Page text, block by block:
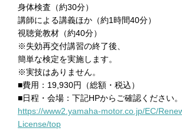
身体検査（約30分）
講師による講義ほか（約1時間40分）
視聴覚教材（約40分）
※失効再交付講習の終了後、
簡単な検定を実施します。
※実技はありません。
■費用：19,930円（総額・税込）
■日程・会場：下記HPからご確認ください。
https://www2.yamaha-motor.co.jp/EC/
License/top